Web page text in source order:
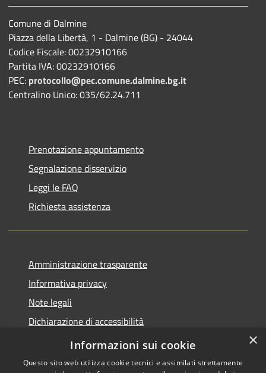
Comune di Dalmine
Piazza della Libertà, 1 - Dalmine (BG) - 24044
Codice Fiscale: 00232910166
Partita IVA: 00232910166
PEC: protocollo@pec.comune.dalmine.bg.it
Centralino Unico: 035/62.24.711
Prenotazione appuntamento
Segnalazione disservizio
Leggi le FAQ
Richiesta assistenza
Amministrazione trasparente
Informativa privacy
Note legali
Dichiarazione di accessibilità
Piano di miglioramento del sito
×
Informazioni sui cookie
Questo sito web utilizza cookie tecnici e assimilati strettamente